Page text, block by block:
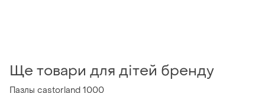
Ще товари для дітей бренду
Пазлы castorland 1000